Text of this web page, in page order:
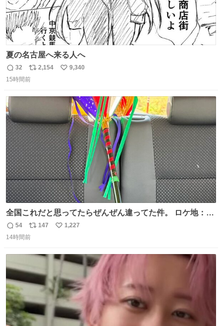
夏の名古屋へ来る人へ
返
信
32
リ
ポ
数
2,154
い
9,340
15時間前
全国これだと思ってたらぜんぜん違ってた件。 ロケ地：広
島
返
信
54
リ
ポ
数
147
い
数
1,227
14時間前